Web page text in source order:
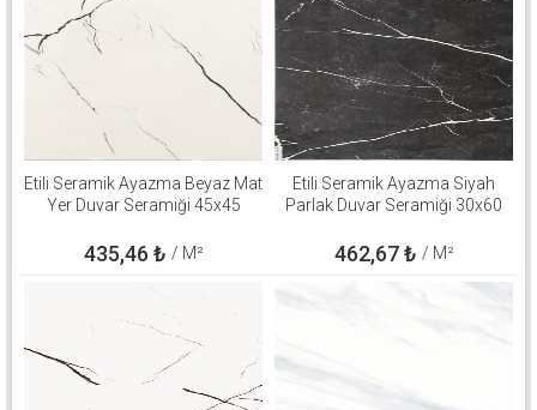
Etili Seramik Ayazma Beyaz Mat
Yer Duvar Seramiği 45x45
435,46 ₺ / M²
Etili Seramik Ayazma Siyah
Parlak Duvar Seramiği 30x60
462,67₺ / M²